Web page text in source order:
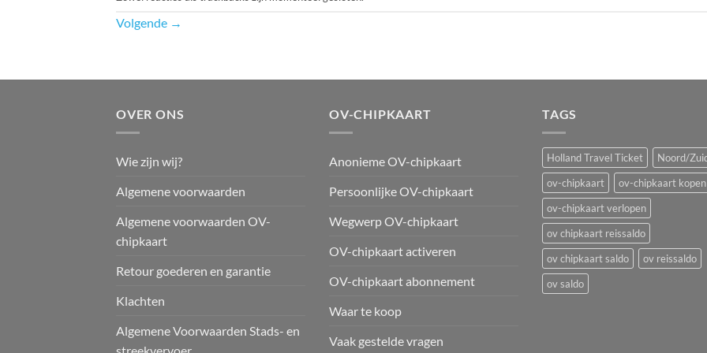
Volgende →
OVER ONS
Wie zijn wij?
Algemene voorwaarden
Algemene voorwaarden OV-
chipkaart
Retour goederen en garantie
Klachten
Algemene Voorwaarden Stads- en
OV-CHIPKAART
Anonieme OV-chipkaart
Persoonlijke OV-chipkaart
Wegwerp OV-chipkaart
OV-chipkaart activeren
OV-chipkaart abonnement
Waar te koop
Vaak gestelde vragen
TAGS
Holland Travel Ticket
Noord/
ov-chipkaart
ov-chipkaart kopen
ov-chipkaart verlopen
ov chipkaart reissaldo
ov chipkaart saldo
ov reissaldo
ov saldo